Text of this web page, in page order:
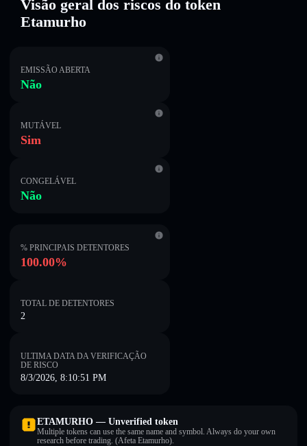
Visão geral dos riscos do token
Etamurho
EMISSÃO ABERTA
Não
MUTÁVEL
Sim
CONGELÁVEL
Não
% PRINCIPAIS DETENTORES
100.00%
TOTAL DE DETENTORES
2
ULTIMA DATA DA VERIFICAÇÃO
DE RISCO
8/3/2026, 8:10:51 PM
ETAMURHO — Unverified token
Multiple tokens can use the same name and symbol. Always do your own
research before trading. (Afeta Etamurho).